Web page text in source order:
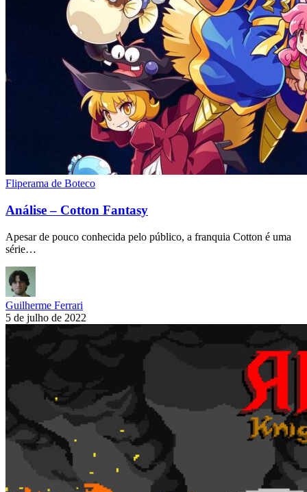
Fliperama de Boteco
Análise – Cotton Fantasy
Apesar de pouco conhecida pelo público, a franquia Cotton é uma
série…
Guilherme Ferrari
5 de julho de 2022